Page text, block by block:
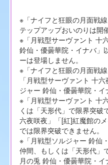
※「ナイフと狂眼の月面戦
テップアップおいのりは開
※「月戦型サーヴァント 十
鈴仙・優曇華院・イナバ」
ーは登場しません。
※「ナイフと狂眼の月面戦線
「月戦型サーヴァント 十
ジャー 鈴仙・優曇華院・イ
※「月戦型サーヴァント 十
くは「天形代」で限界突破
六夜咲夜」「[紅]紅魔館の
では限界突破できません。
※「月戦型ソルジャー 鈴仙
仲間、もしくは「天形代」
月の兎 鈴仙・優曇華院・